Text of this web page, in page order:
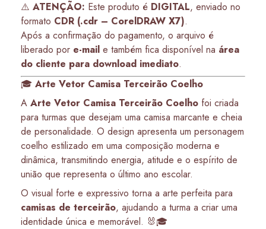
⚠️ ATENÇÃO: Este produto é DIGITAL, enviado no
formato CDR (.cdr – CorelDRAW X7).
Após a confirmação do pagamento, o arquivo é
liberado por e-mail e também fica disponível na área
do cliente para download imediato.
🎓 Arte Vetor Camisa Terceirão Coelho
A Arte Vetor Camisa Terceirão Coelho foi criada
para turmas que desejam uma camisa marcante e cheia
de personalidade. O design apresenta um personagem
coelho estilizado em uma composição moderna e
dinâmica, transmitindo energia, atitude e o espírito de
união que representa o último ano escolar.
O visual forte e expressivo torna a arte perfeita para
camisas de terceirão, ajudando a turma a criar uma
identidade única e memorável. 🐰🎓